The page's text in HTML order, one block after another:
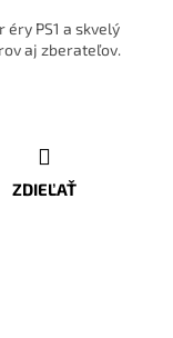
PS1 a skvelý
aj zberateľov.
ZDIEĽAŤ